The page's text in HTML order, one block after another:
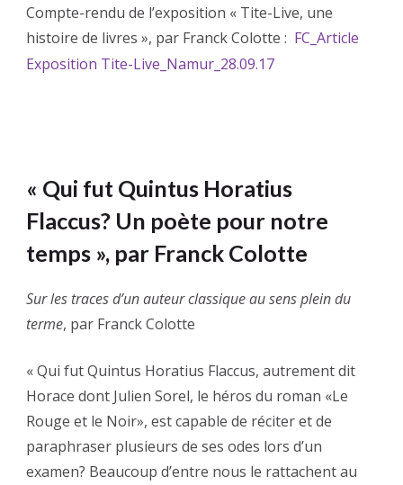
Compte-rendu de l’exposition « Tite-Live, une
histoire de livres », par Franck Colotte : FC_Article
Exposition Tite-Live_Namur_28.09.17
« Qui fut Quintus Horatius
Flaccus? Un poète pour notre
temps », par Franck Colotte
Sur les traces d’un auteur classique au sens plein du
terme, par Franck Colotte
« Qui fut Quintus Horatius Flaccus, autrement dit
Horace dont Julien Sorel, le héros du roman «Le
Rouge et le Noir», est capable de réciter et de
paraphraser plusieurs de ses odes lors d’un
examen? Beaucoup d’entre nous le rattachent au